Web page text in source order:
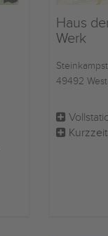
Haus
Werk
49492